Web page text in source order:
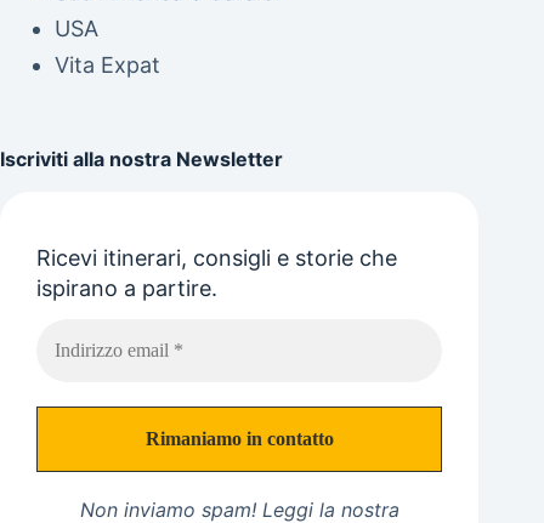
USA
Vita Expat
Iscriviti alla nostra Newsletter
Ricevi itinerari, consigli e storie che
ispirano a partire.
Non inviamo spam! Leggi la nostra